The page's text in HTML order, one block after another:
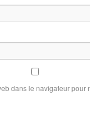
dans le navigateur pour